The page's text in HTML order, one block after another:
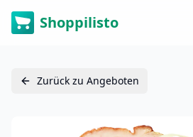
Shoppilisto
Zurück zu Angeboten